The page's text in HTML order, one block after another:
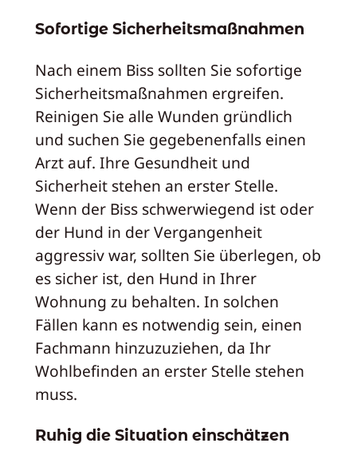
Sofortige Sicherheitsmaßnahmen
Nach einem Biss sollten Sie sofortige
Sicherheitsmaßnahmen ergreifen.
Reinigen Sie alle Wunden gründlich
und suchen Sie gegebenenfalls einen
Arzt auf. Ihre Gesundheit und
Sicherheit stehen an erster Stelle.
Wenn der Biss schwerwiegend ist oder
der Hund in der Vergangenheit
aggressiv war, sollten Sie überlegen, ob
es sicher ist, den Hund in Ihrer
Wohnung zu behalten. In solchen
Fällen kann es notwendig sein, einen
Fachmann hinzuzuziehen, da Ihr
Wohlbefinden an erster Stelle stehen
muss.
Ruhig die Situation einschätzen